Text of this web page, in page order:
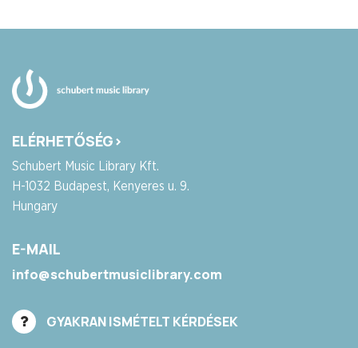
ELÉRHETŐSÉG>
Schubert Music Library Kft.
H-1032 Budapest, Kenyeres u. 9.
Hungary
E-MAIL
info@schubertmusiclibrary.com
GYAKRAN ISMÉTELT KÉRDÉSEK